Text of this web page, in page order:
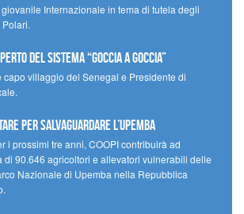
Internazionale in tema di tutela degli
DEL SISTEMA “GOCCIA A GOCCIA”
villaggio del Senegal e Presidente di
per salvaguardare l’Upemba
i prossimi tre anni, COOPI contribuirà ad
di 90.646 agricoltori e allevatori vulnerabili delle
Nazionale di Upemba nella Repubblica